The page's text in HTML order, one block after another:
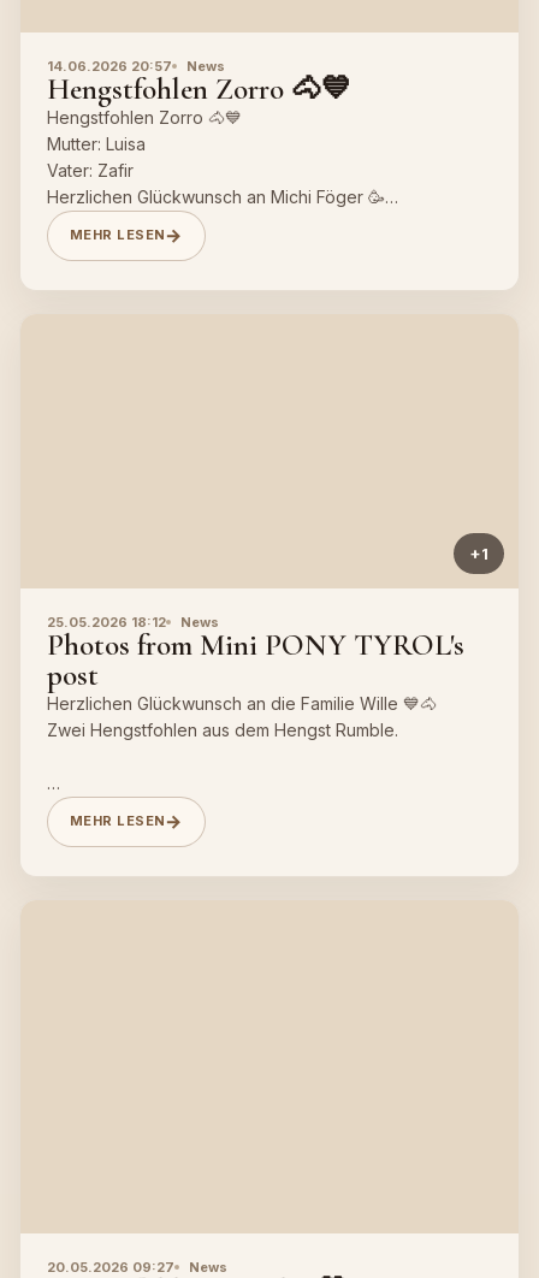
14.06.2026 20:57 News
Hengstfohlen Zorro 🐴💙
Hengstfohlen Zorro 🐴💙
Mutter: Luisa
Vater: Zafir
Herzlichen Glückwunsch an Michi Föger 🥳
MEHR LESEN
+1
25.05.2026 18:12 News
Photos from Mini PONY TYROL's
post
Herzlichen Glückwunsch an die Familie Wille 💙🐴
Zwei Hengstfohlen aus dem Hengst Rumble.
MEHR LESEN
20.05.2026 09:27 News